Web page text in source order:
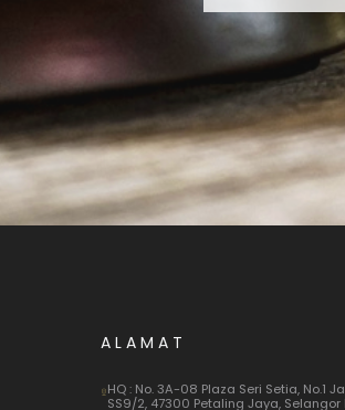
ALAMAT
HQ : No. 3A-08 Plaza Seri Setia, No.1
SS9/2, 47300 Petaling Jaya, Selangor